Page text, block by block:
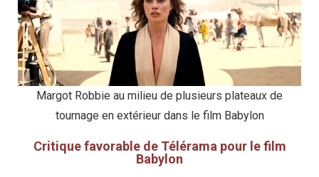
Margot Robbie au milieu de plusieurs plateaux de
tournage en extérieur dans le film Babylon
Critique favorable de Télérama pour le film
Babylon